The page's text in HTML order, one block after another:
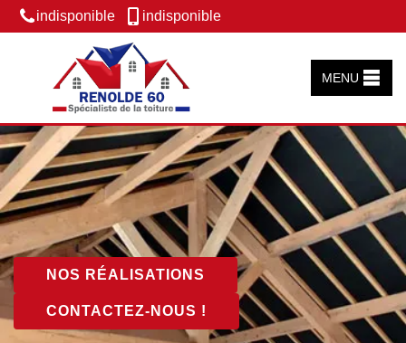
indisponible indisponible
MENU
NOS RÉALISATIONS
CONTACTEZ-NOUS !